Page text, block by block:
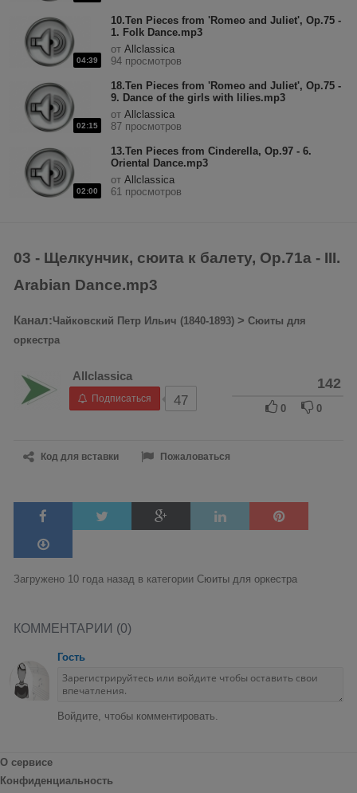
04:39
10.Ten Pieces from 'Romeo and Juliet', Op.75 -
1. Folk Dance.mp3
от Allclassica
94 просмотров
02:15
18.Ten Pieces from 'Romeo and Juliet', Op.75 -
9. Dance of the girls with lilies.mp3
от Allclassica
87 просмотров
02:00
13.Ten Pieces from Cinderella, Op.97 - 6.
Oriental Dance.mp3
от Allclassica
61 просмотров
03 - Щелкунчик, сюита к балету, Op.71a - III.
Arabian Dance.mp3
Канал:Чайковский Петр Ильич (1840-1893) > Сюиты для
оркестра
Allclassica
Подписаться 47
142
0 0
Код для вставки Пожаловаться
Загружено 10 года назад в категории Сюиты для оркестра
КОММЕНТАРИИ (0)
Гость
Войдите, чтобы комментировать.
О сервисе
Конфиденциальность